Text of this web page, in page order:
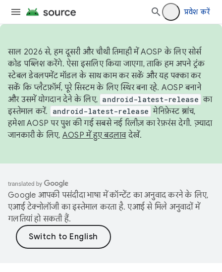
प्रवेश करें
साल 2026 से, हम दूसरी और चौथी तिमाही में AOSP के लिए सोर्स
कोड पब्लिश करेंगे. ऐसा इसलिए किया जाएगा, ताकि हम अपने ट्रंक
स्टेबल डेवलपमेंट मॉडल के साथ काम कर सकें और यह पक्का कर
सकें कि प्लैटफ़ॉर्म, पूरे सिस्टम के लिए स्थिर बना रहे. AOSP बनाने
और उसमें योगदान देने के लिए, android-latest-release का
इस्तेमाल करें.
android-latest-release मेनिफ़ेस्ट ब्रांच,
हमेशा AOSP पर पुश की गई सबसे नई रिलीज़ का रेफ़रंस देगी. ज़्यादा
जानकारी के लिए, AOSP में हुए बदलावदेखें.
Google आपकी पसंदीदा भाषा में कॉन्टेंट का अनुवाद करने के लिए,
एआई टेक्नोलॉजी का इस्तेमाल करता है. एआई से मिले अनुवादों में
गलतियां हो सकती हैं.